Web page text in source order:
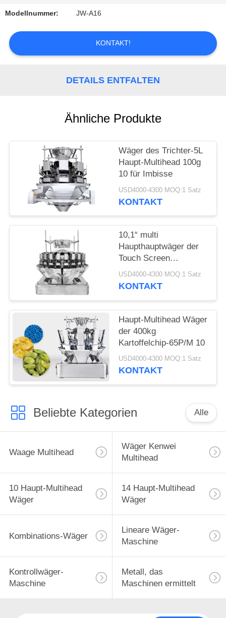
Modellnummer: JW-A16
KONTAKT!
DETAILS ENTFALTEN
Ähnliche Produkte
Wäger des Trichter-5L
Haupt-Multihead 100g
10 für Imbisse
USD4000-4300 MOQ:1 Satz
KONTAKT
10,1“ multi
Haupthauptwäger der
Touch Screen
Kartoffelchip-24
USD4000-4300 MOQ:1 Satz
KONTAKT
Haupt-Multihead Wäger
der 400kg
Kartoffelchip-65P/M 10
USD4000-4300 MOQ:1 Satz
KONTAKT
Beliebte Kategorien Alle
Waage Multihead
Wäger Kenwei
Multihead
10 Haupt-Multihead
Wäger
14 Haupt-Multihead
Wäger
Kombinations-Wäger
Lineare Wäger-
Maschine
Kontrollwäger-
Maschine
Metall, das
Maschinen ermittelt